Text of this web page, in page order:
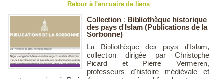
Retour à l'annuaire de liens
Collection : Bibliothèque historique
des pays d'Islam (Publications de la
Sorbonne)
La Bibliothèque des pays d'Islam,
collection dirigée par Christophe
Picard et Pierre Vermeren,
professeurs d'histoire médiévale et